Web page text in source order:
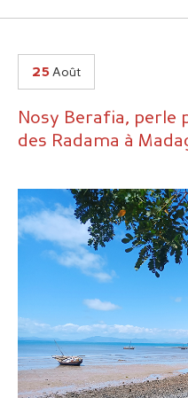
25 Août
Nosy Berafia, perle
des Radama à